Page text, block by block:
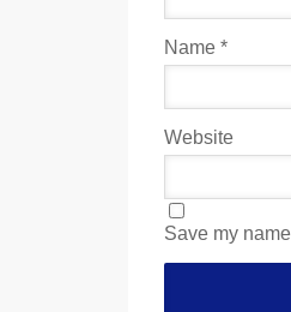
Name *
Website
Save my